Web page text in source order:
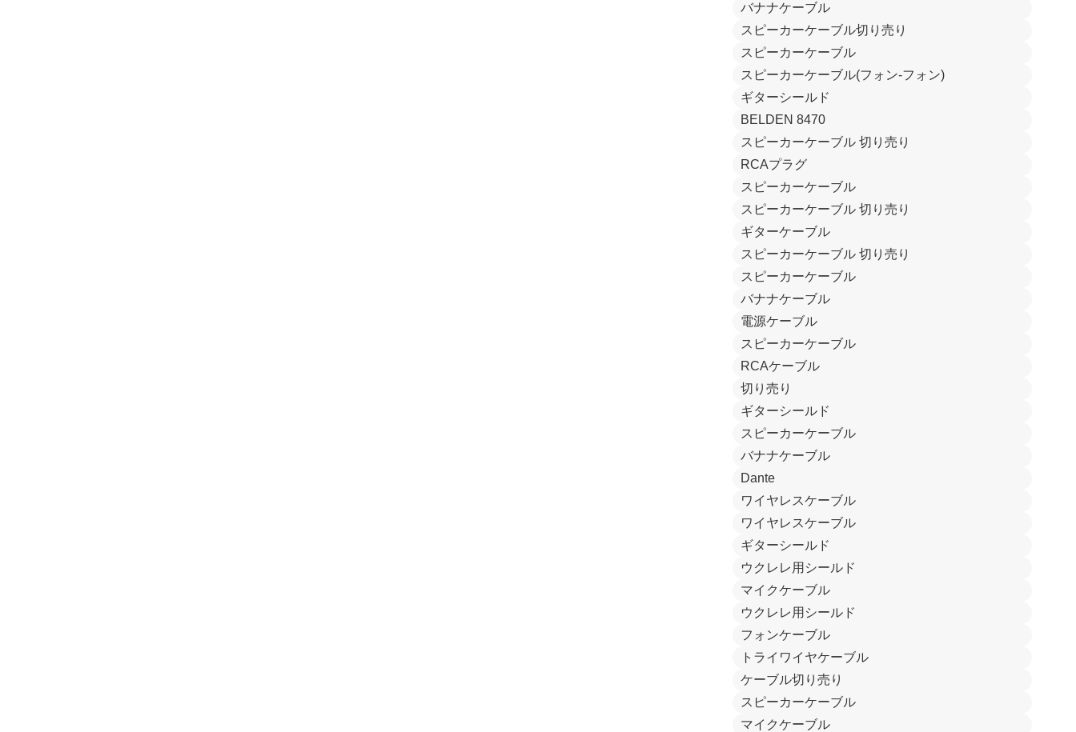
バナナケーブル
スピーカーケーブル切り売り
スピーカーケーブル
スピーカーケーブル(フォン-フォン)
ギターシールド
BELDEN 8470
スピーカーケーブル 切り売り
RCAプラグ
スピーカーケーブル
スピーカーケーブル 切り売り
ギターケーブル
スピーカーケーブル 切り売り
スピーカーケーブル
バナナケーブル
電源ケーブル
スピーカーケーブル
RCAケーブル
切り売り
ギターシールド
スピーカーケーブル
バナナケーブル
Dante
ワイヤレスケーブル
ワイヤレスケーブル
ギターシールド
ウクレレ用シールド
マイクケーブル
ウクレレ用シールド
フォンケーブル
トライワイヤケーブル
ケーブル切り売り
スピーカーケーブル
マイクケーブル